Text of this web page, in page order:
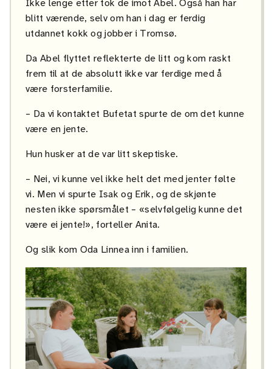
Ikke lenge etter tok de imot Abel. Også han har
blitt værende, selv om han i dag er ferdig
utdannet kokk og jobber i Tromsø.
Da Abel flyttet reflekterte de litt og kom raskt
frem til at de absolutt ikke var ferdige med å
være forsterfamilie.
– Da vi kontaktet Bufetat spurte de om det kunne
være en jente.
Hun husker at de var litt skeptiske.
– Nei, vi kunne vel ikke helt det med jenter følte
vi. Men vi spurte Isak og Erik, og de skjønte
nesten ikke spørsmålet – «selvfølgelig kunne det
være ei jente!», forteller Anita.
Og slik kom Oda Linnea inn i familien.